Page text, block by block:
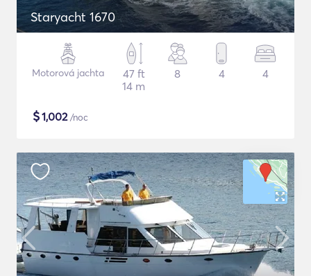
Staryacht 1670
Motorová jachta
47 ft
14 m
8 4 4
$1,002/noc